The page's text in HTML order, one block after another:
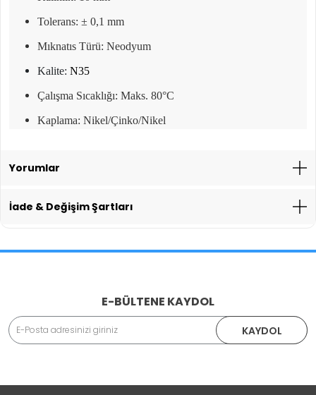
Tolerans: ± 0,1 mm
Mıknatıs Türü: Neodyum
Kalite: N35
Çalışma Sıcaklığı: Maks. 80°C
Kaplama: Nikel/Çinko/Nikel
Yorumlar
Adınız Soyadınız
İade & Değişim Şartları
İade veya Değişim İşlemini Nasıl Yapabilirim?
E-BÜLTENE KAYDOL
KAYDOL